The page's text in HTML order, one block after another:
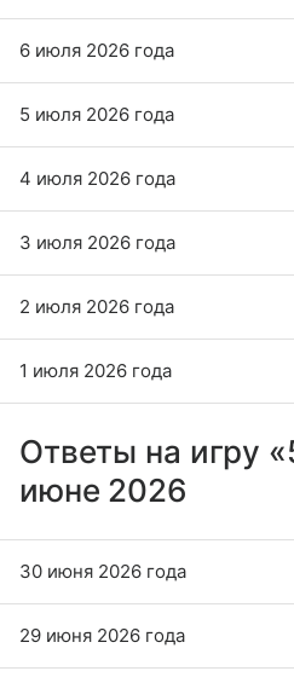
6 июля 2026 года
5 июля 2026 года
4 июля 2026 года
3 июля 2026 года
2 июля 2026 года
1 июля 2026 года
Ответы на игру
июне 2026
30 июня 2026 года
29 июня 2026 года